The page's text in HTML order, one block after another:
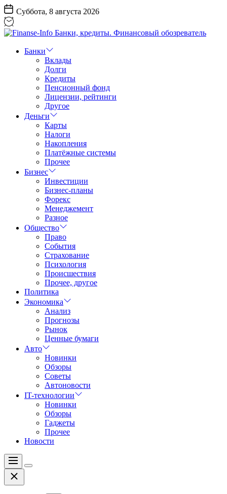
Перейти
к
содержанию
Суббота, 8 августа 2026
Info
Финансовый
обозреватель
Банки
Вклады
Долги
Кредиты
Пенсионный фонд
Лицензии, рейтинги
Другое
Деньги
Карты
Налоги
Накопления
Платёжные системы
Прочее
Бизнес
Инвестиции
Бизнес-планы
Форекс
Менеджемент
Разное
Общество
Право
События
Страхование
Психология
Происшествия
Прочее, другое
Политика
Экономика
Анализ
Прогнозы
Рынок
Ценные бумаги
Авто
Новинки
Обзоры
Советы
Автоновости
IT-технологии
Новинки
Обзоры
Гаджеты
Прочее
Новости
Меню
Цвет
Закрыть